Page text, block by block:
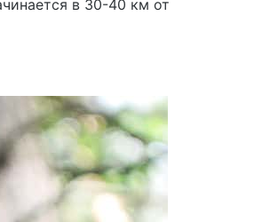
в 30-40 км от